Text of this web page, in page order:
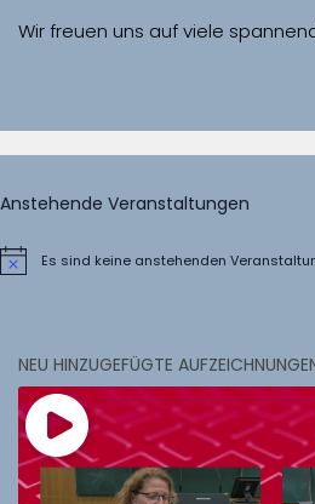
Wir freuen uns auf viele
Anstehende Veranstaltungen
HinweisEs sind keine anstehenden
NEU HINZUGEFÜGTE